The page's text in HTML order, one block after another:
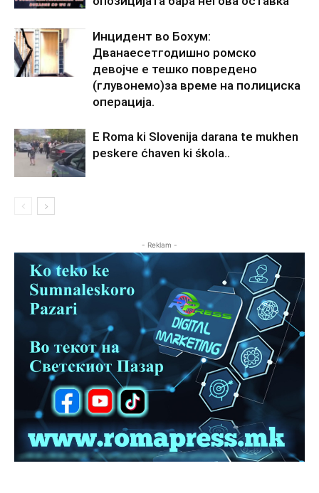
Инцидент во Бохум:
Дванаесетгодишно ромско
девојче е тешко повредено
(глувонемо)за време на полициска
операција.
E Roma ki Slovenija darana te mukhen
peskere ćhaven ki śkola..
- Reklam -